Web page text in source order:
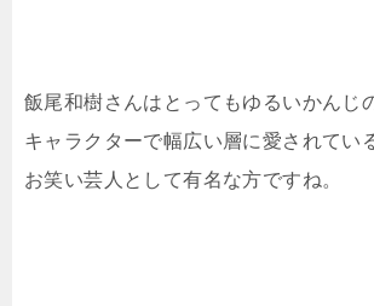
飯尾和樹さんはとってもゆるいかんじ
キャラクターで幅広い層に愛されてい
お笑い芸人として有名な方ですね。